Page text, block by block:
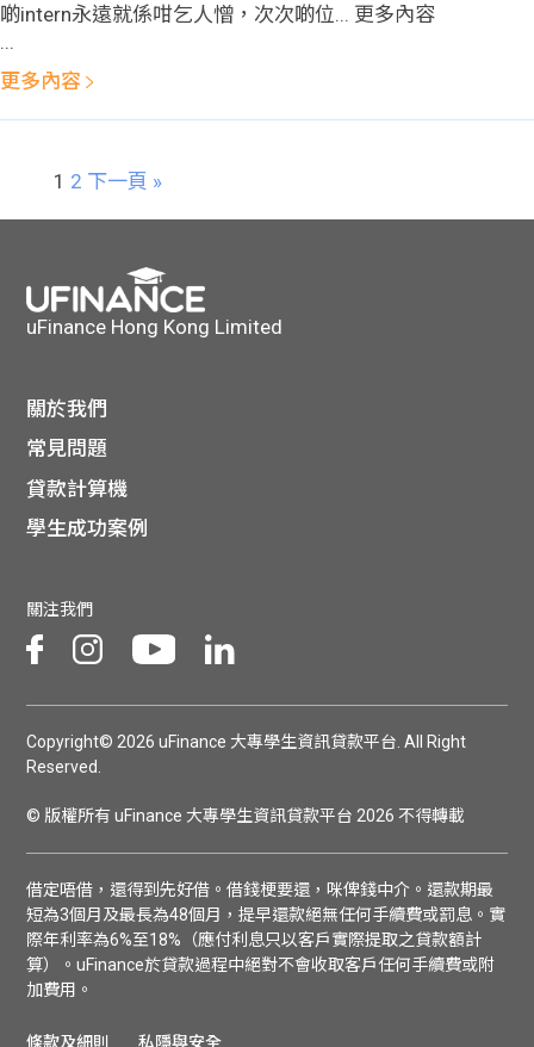
啲intern永遠就係咁乞人憎，次次啲位... 更多內容
...
更多內容
1 2 下一頁 »
uFinance Hong Kong Limited
關於我們
常見問題
貸款計算機
學生成功案例
關注我們
Copyright© 2026 uFinance 大專學生資訊貸款平台. All Right
Reserved.
© 版權所有 uFinance 大專學生資訊貸款平台 2026 不得轉載
借定唔借，還得到先好借。借錢梗要還，咪俾錢中介。還款期最
短為3個月及最長為48個月，提早還款絕無任何手續費或罰息。實
際年利率為6%至18%（應付利息只以客戶實際提取之貸款額計
算）。uFinance於貸款過程中絕對不會收取客戶任何手續費或附
加費用。
條款及細則 私隱與安全